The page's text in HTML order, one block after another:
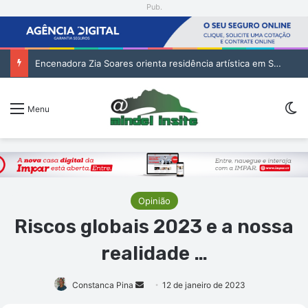
Pub.
Encenadora Zia Soares orienta residência artística em São Vicente
Menu
Opinião
Riscos globais 2023 e a nossa
realidade …
Constanca Pina
Mande12 de janeiro de 2023